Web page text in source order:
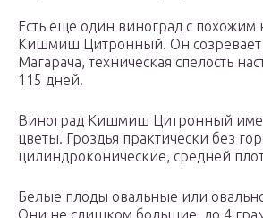
Есть еще один виноград с похожим
Кишмиш Цитронный. Он
Магарача, техническая спелость
115 дней.
Виноград Кишмиш Цитронный
цветы. Гроздья практически без
цилиндроконические, средней
Белые плоды овальные или
Они не слишком большие, до 4